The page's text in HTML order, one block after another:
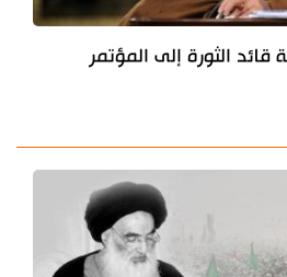
الثورة إلى المؤتمر